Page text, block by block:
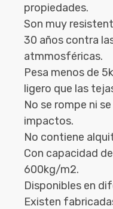
propiedades.
Son muy
30 años contra
atmmosféricas.
Pesa menos de
ligero que las
No se rompe ni
impactos.
No contiene
Con capacidad
600kg/m2.
Disponibles en
Existen